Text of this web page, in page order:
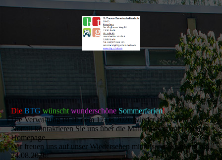
Die BTG wünscht wunderschöne Sommerferien!
Die Verwaltung ist ab dem 17.08.2026 wieder besetzt. Im
Notfall kontaktieren Sie uns über die Mailfunktion auf unserer
Homepage.
Wir freuen uns auf unser Wiedersehen mit unseren Schülern am
24.08.2026!